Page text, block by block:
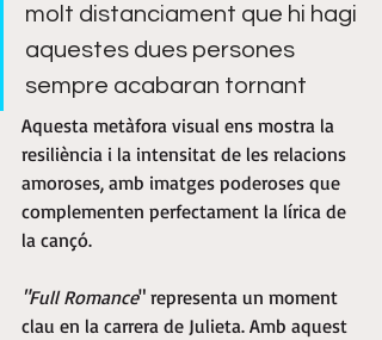
molt distanciament que hi hagi
aquestes dues persones
sempre acabaran tornant
Aquesta metàfora visual ens mostra la
resiliència i la intensitat de les relacions
amoroses, amb imatges poderoses que
complementen perfectament la lírica de
la cançó.
"Full Romance" representa un moment
clau en la carrera de Julieta. Amb aquest